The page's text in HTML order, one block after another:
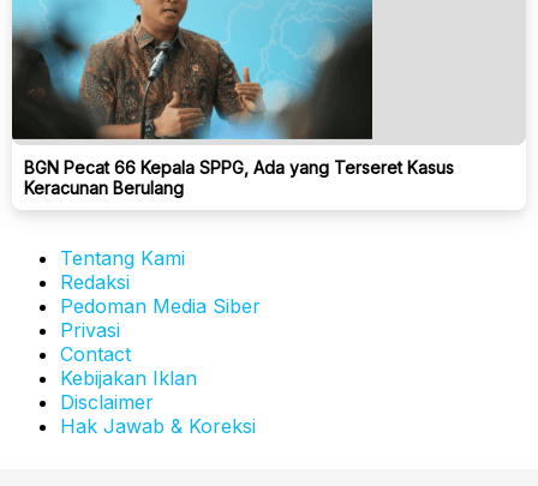
BGN Pecat 66 Kepala SPPG, Ada yang Terseret Kasus
Keracunan Berulang
Tentang Kami
Redaksi
Pedoman Media Siber
Privasi
Contact
Kebijakan Iklan
Disclaimer
Hak Jawab & Koreksi